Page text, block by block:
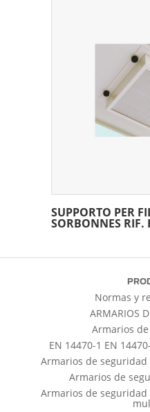
SUPPORTO PER
SORBONNES RIF.
Normas y
ARMARIOS
Armarios
EN 14470-1 EN
Armarios de
Armarios de
Armarios de